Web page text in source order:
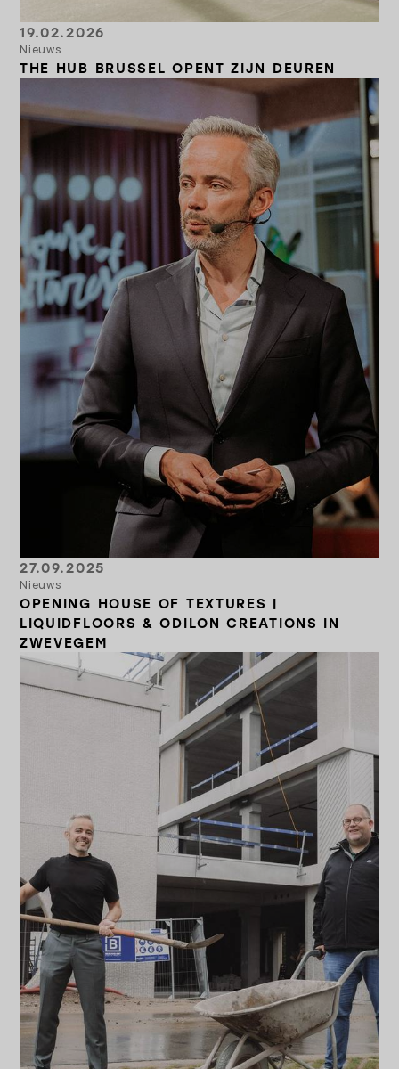
THE HUB BRUSSEL OPENT ZIJN DEUREN
19.02.2026
Nieuws
OPENING HOUSE OF TEXTURES |
LIQUIDFLOORS & ODILON CREATIONS IN
ZWEVEGEM
27.09.2025
Nieuws